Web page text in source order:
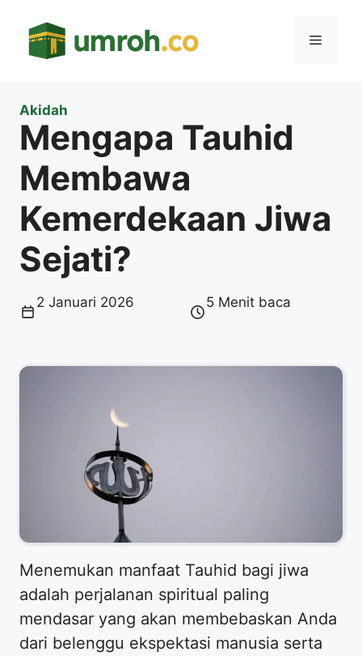
Menu
Akidah
Mengapa Tauhid
Membawa
Kemerdekaan Jiwa
Sejati?
2 Januari 2026 5 Menit baca
Menemukan manfaat Tauhid bagi jiwa
adalah perjalanan spiritual paling
mendasar yang akan membebaskan Anda
dari belenggu ekspektasi manusia serta